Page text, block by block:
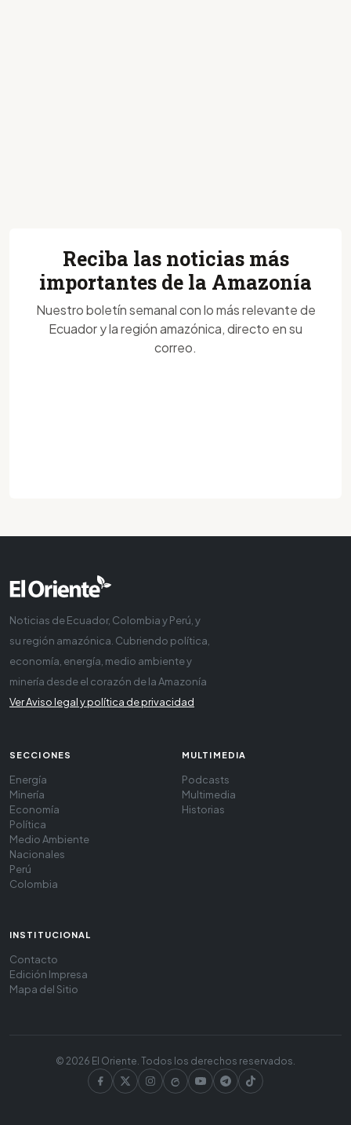
Reciba las noticias más
importantes de la Amazonía
Nuestro boletín semanal con lo más relevante de
Ecuador y la región amazónica, directo en su
correo.
Noticias de Ecuador, Colombia y Perú, y
su región amazónica. Cubriendo política,
economía, energía, medio ambiente y
minería desde el corazón de la Amazonía
Ver Aviso legal y política de privacidad
SECCIONES
Energía
Minería
Economía
Política
Medio Ambiente
Nacionales
Perú
Colombia
MULTIMEDIA
Podcasts
Multimedia
Historias
INSTITUCIONAL
Contacto
Edición Impresa
Mapa del Sitio
© 2026 El Oriente. Todos los derechos reservados.